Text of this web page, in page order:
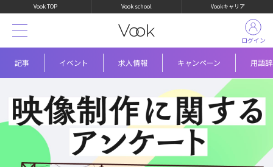
Vook TOP Vook school Vookキャリア
記事 イベント 求人情報 キャンペーン 用語
ログイン